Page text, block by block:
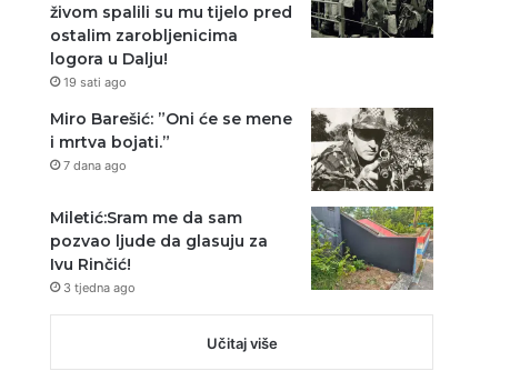
živom spalili su mu tijelo pred
ostalim zarobljenicima
logora u Dalju!
19 sati ago
Miro Barešić: ”Oni će se mene
i mrtva bojati.”
7 dana ago
Miletić:Sram me da sam
pozvao ljude da glasuju za
Ivu Rinčić!
3 tjedna ago
Učitaj više